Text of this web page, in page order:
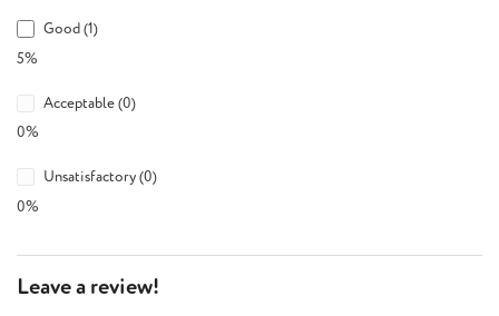
Good (1)
5%
Acceptable (0)
0%
Unsatisfactory (0)
0%
Leave a review!